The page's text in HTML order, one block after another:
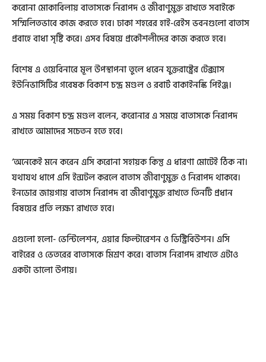
করোনা মোকাবিলায় বাতাসকে নিরাপদ ও জীবাণুমুক্ত রাখতে সবাইকে
সম্মিলিতভাবে কাজ করতে হবে। ঢাকা শহরের হাই-রেইস ভবনগুলো বাতাস
প্রবাহে বাধা সৃষ্টি করে। এসব বিষয়ে প্রকৌশলীদের কাজ করতে হবে।
বিশেষ এ ওয়েবিনারে মূল উপস্থাপনা তুলে ধরেন যুক্তরাষ্ট্রের টেক্সাস
ইউনিভার্সিটির গবেষক বিকাশ চন্দ্র মণ্ডল ও রবার্ট বাকাইনস্কি পিইঞ্জ।
এ সময় বিকাশ চন্দ্র মণ্ডল বলেন, করোনার এ সময়ে বাতাসকে নিরাপদ
রাখতে আমাদের সচেতন হতে হবে।
‘অনেকেই মনে করেন এসি করোনা সহায়ক কিন্তু এ ধারণা মোটেই ঠিক না।
যথাযথ ধাপে এসি ইন্সটল করলে বাতাস জীবাণুমুক্ত ও নিরাপদ থাকবে।
ইনডোর জায়গায় বাতাস নিরাপদ বা জীবাণুমুক্ত রাখতে তিনটি প্রধান
বিষয়ের প্রতি লক্ষ্য রাখতে হবে।
এগুলো হলো- ভেন্টিলেশন, এয়ার ফিল্টারেশন ও ডিস্ট্রিবিউশন। এসি
বাইরের ও ভেতরের বাতাসকে মিশ্রণ করে। বাতাস নিরাপদ রাখতে এটাও
একটা ভালো উপায়।